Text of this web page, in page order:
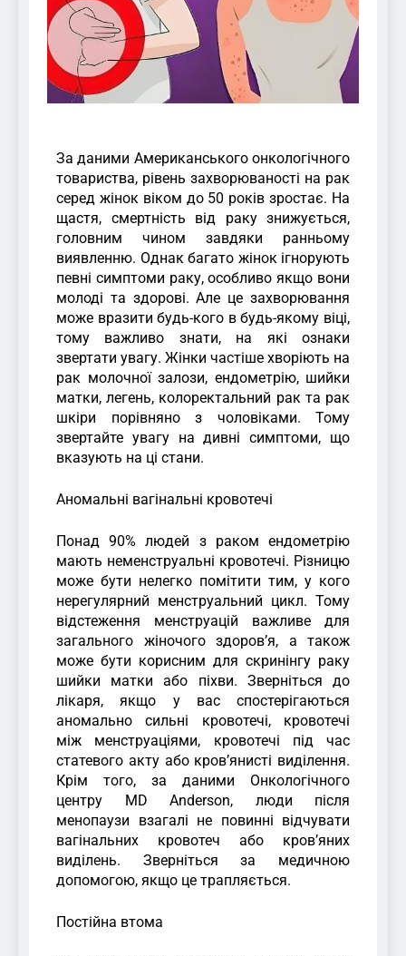
За даними Американського онкологічного
товариства, рівень захворюваності на рак
серед жінок віком до 50 років зростає. На
щастя, смертність від раку знижується,
головним чином завдяки ранньому
виявленню. Однак багато жінок ігнорують
певні симптоми раку, особливо якщо вони
молоді та здорові. Але це захворювання
може вразити будь-кого в будь-якому віці,
тому важливо знати, на які ознаки
звертати увагу. Жінки частіше хворіють на
рак молочної залози, ендометрію, шийки
матки, легень, колоректальний рак та рак
шкіри порівняно з чоловіками. Тому
звертайте увагу на дивні симптоми, що
вказують на ці стани.
Аномальні вагінальні кровотечі
Понад 90% людей з раком ендометрію
мають неменструальні кровотечі. Різницю
може бути нелегко помітити тим, у кого
нерегулярний менструальний цикл. Тому
відстеження менструацій важливе для
загального жіночого здоров’я, а також
може бути корисним для скринінгу раку
шийки матки або піхви. Зверніться до
лікаря, якщо у вас спостерігаються
аномально сильні кровотечі, кровотечі
між менструаціями, кровотечі під час
статевого акту або кров’янисті виділення.
Крім того, за даними Онкологічного
центру MD Anderson, люди після
менопаузи взагалі не повинні відчувати
вагінальних кровотеч або кров’яних
виділень. Зверніться за медичною
допомогою, якщо це трапляється.
Постійна втома